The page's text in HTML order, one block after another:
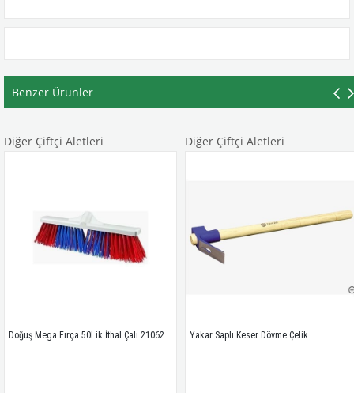
Benzer Ürünler
Diğer Çiftçi Aletleri
Doğuş Mega Fırça 50Lik İthal Çalı 21062
Diğer Çiftçi Aletleri
Yakar Saplı Keser Dövme Çelik